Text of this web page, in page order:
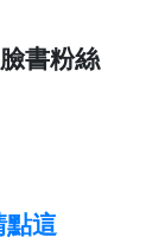
書粉絲
點這